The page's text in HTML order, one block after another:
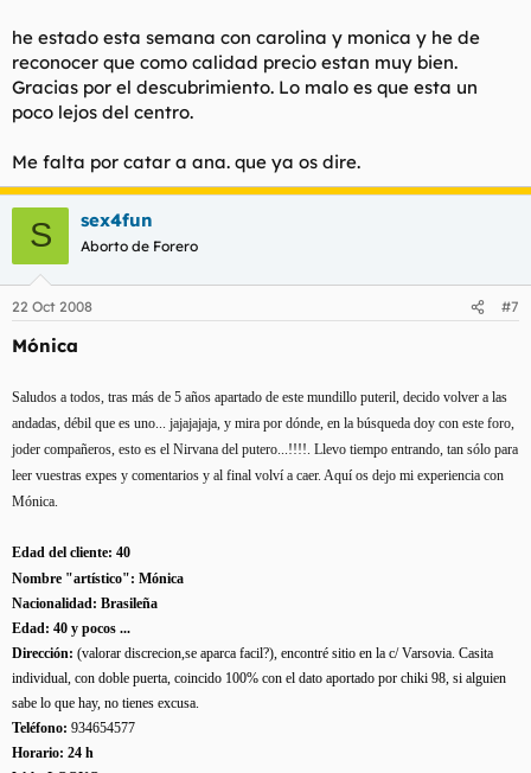
he estado esta semana con carolina y monica y he de
reconocer que como calidad precio estan muy bien.
Gracias por el descubrimiento. Lo malo es que esta un
poco lejos del centro.
Me falta por catar a ana. que ya os dire.
S sex4fun
Aborto de Forero
22 Oct 2008 #7
Mónica
Saludos a todos, tras más de 5 años apartado de este mundillo puteril, decido volver a las
andadas, débil que es uno... jajajajaja, y mira por dónde, en la búsqueda doy con este foro,
joder compañeros, esto es el Nirvana del putero...!!!!. Llevo tiempo entrando, tan sólo para
leer vuestras expes y comentarios y al final volví a caer. Aquí os dejo mi experiencia con
Mónica.
Edad del cliente: 40
Nombre "artístico": Mónica
Nacionalidad: Brasileña
Edad: 40 y pocos ...
Dirección: (valorar discrecion,se aparca facil?), encontré sitio en la c/ Varsovia. Casita
individual, con doble puerta, coincido 100% con el dato aportado por chiki 98, si alguien
sabe lo que hay, no tienes excusa.
Teléfono: 934654577
Horario: 24 h